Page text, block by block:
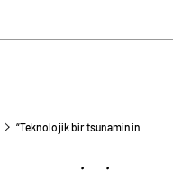
“Teknolojik bir tsunaminin